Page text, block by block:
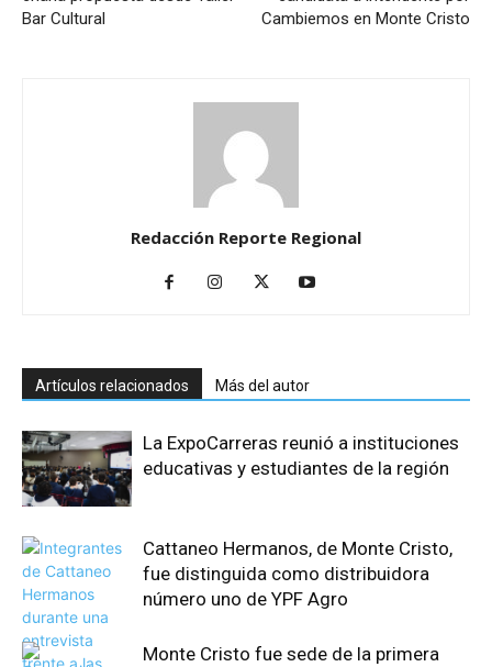
Bar Cultural
Cambiemos en Monte Cristo
Redacción Reporte Regional
Artículos relacionados Más del autor
La ExpoCarreras reunió a instituciones
educativas y estudiantes de la región
Cattaneo Hermanos, de Monte Cristo,
fue distinguida como distribuidora
número uno de YPF Agro
Monte Cristo fue sede de la primera